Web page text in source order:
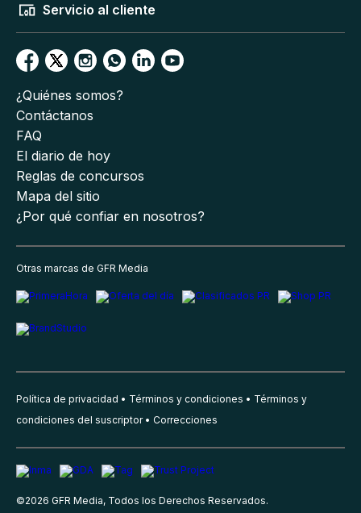
Servicio al cliente
¿Quiénes somos?
Contáctanos
FAQ
El diario de hoy
Reglas de concursos
Mapa del sitio
¿Por qué confiar en nosotros?
Otras marcas de GFR Media
Política de privacidad Términos y condiciones
Términos y
condiciones del suscriptor
Correcciones
©2026 GFR Media, Todos los Derechos Reservados.